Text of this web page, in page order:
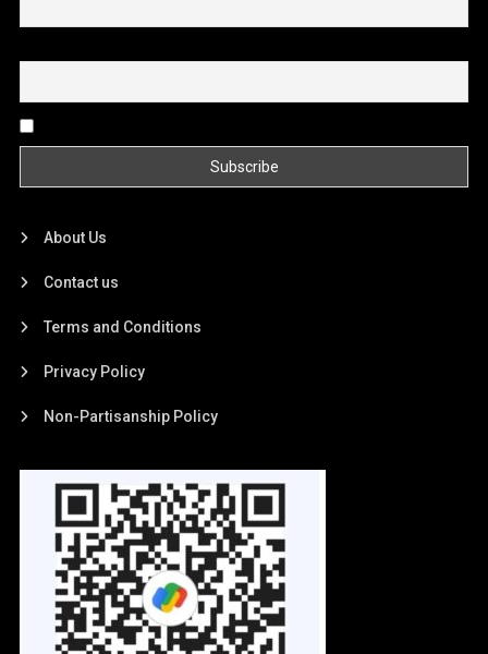
About Us
Contact us
Terms and Conditions
Privacy Policy
Non-Partisanship Policy